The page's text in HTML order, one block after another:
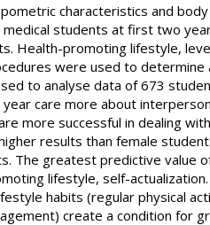
characteristics and
students at first two
Health-promoting lifestyle,
were used to
to analyse data of 673
care more about
more successful in dealing
results than female
The greatest predictive value
lifestyle, self-
habits (regular physical
create a condition for